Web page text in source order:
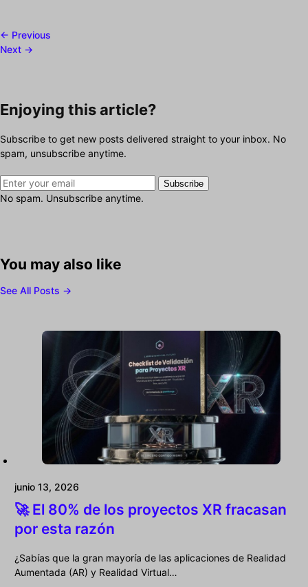
← Previous
Next →
Enjoying this article?
Subscribe to get new posts delivered straight to your inbox. No
spam, unsubscribe anytime.
Subscribe
No spam. Unsubscribe anytime.
You may also like
See All Posts →
junio 13, 2026
🚀 El 80% de los proyectos XR fracasan
por esta razón
¿Sabías que la gran mayoría de las aplicaciones de Realidad
Aumentada (AR) y Realidad Virtual…